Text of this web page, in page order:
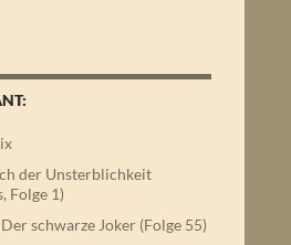
der Unsterblichkeit
Folge 1)
schwarze Joker (Folge 55)